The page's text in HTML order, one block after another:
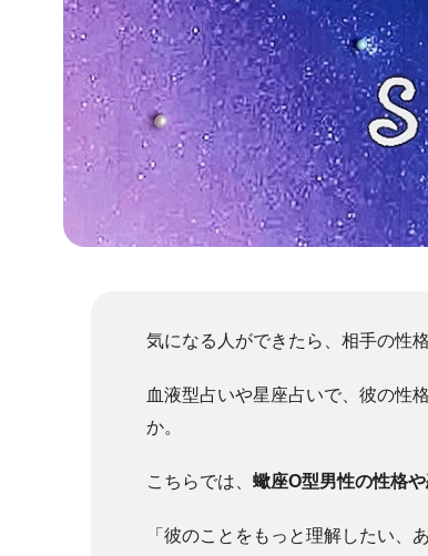
気になる人ができたら、相手の性
血液型占いや星座占いで、彼の性
か。
こちらでは、 蠍座O型男性の性格
「彼のことをもっと理解したい、